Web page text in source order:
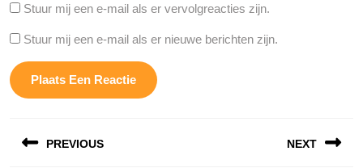
Stuur mij een e-mail als er vervolgreacties zijn.
Stuur mij een e-mail als er nieuwe berichten zijn.
PREVIOUS NEXT